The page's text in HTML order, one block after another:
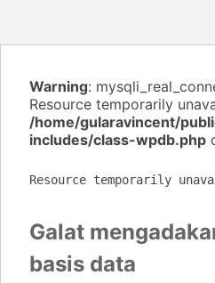
Warning:
Resource temporarily
/home/gularavincent/
includes/class-wpdb.php
Resource temporarily
Galat
basis data